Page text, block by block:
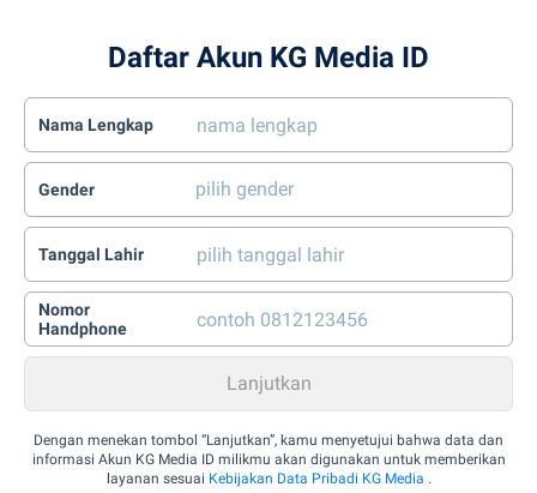
Daftar Akun KG Media ID
Nama Lengkap
Gender
Tanggal Lahir
Nomor
Handphone
Dengan menekan tombol “Lanjutkan”, kamu menyetujui bahwa data dan
informasi Akun KG Media ID milikmu akan digunakan untuk memberikan
layanan sesuai Kebijakan Data Pribadi KG Media .